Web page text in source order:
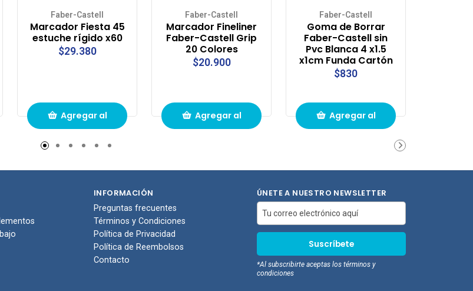
Faber-Castell
Marcador Fiesta 45
estuche rígido x60
$29.380
Agregar al
carrito de
compras
Faber-Castell
Marcador Fineliner
Faber-Castell Grip
20 Colores
$20.900
Agregar al
compras
Faber-Castell
Goma de Borrar
Faber-Castell sin
Pvc Blanca 4 x1.5
x1cm Funda Cartón
$830
Agregar al
compras
INFORMACIÓN
Preguntas frecuentes
Términos y Condiciones
Política de Privacidad
Política de Reembolsos
Contacto
ÚNETE A NUESTRO NEWSLETTER
*Al subscribirte aceptas los términos y
condiciones